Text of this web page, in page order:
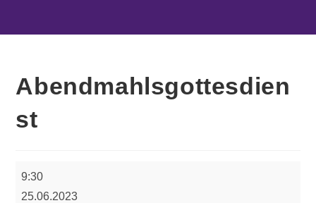
Abendmahlsgottesdien
st
9:30
25.06.2023